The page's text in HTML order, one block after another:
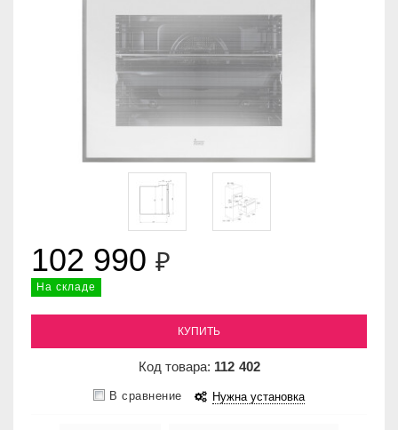
102 990 ₽
На складе
КУПИТЬ
Код товара: 112 402
В сравнение Нужна установка